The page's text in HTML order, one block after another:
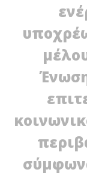
H ΔΕΗ για
10/04/2012